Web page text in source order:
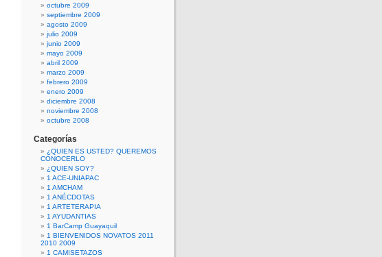
octubre 2009
septiembre 2009
agosto 2009
julio 2009
junio 2009
mayo 2009
abril 2009
marzo 2009
febrero 2009
enero 2009
diciembre 2008
noviembre 2008
octubre 2008
Categorías
¿QUIEN ES USTED? QUEREMOS
CONOCERLO
¿QUIEN SOY?
1 ACE-UNIAPAC
1 AMCHAM
1 ANÉCDOTAS
1 ARTETERAPIA
1 AYUDANTIAS
1 BarCamp Guayaquil
1 BIENVENIDOS NOVATOS 2011
2010 2009
1 CAMISETAZOS